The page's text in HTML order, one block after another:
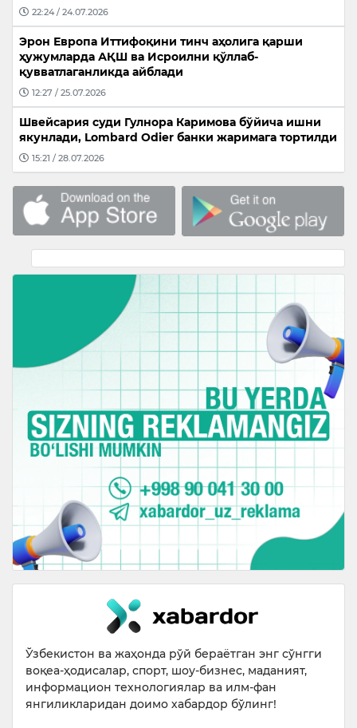
22:24 / 24.07.2026
Эрон Европа Иттифоқини тинч аҳолига қарши
ҳужумларда АҚШ ва Исроилни қўллаб-
қувватлаганликда айблади
12:27 / 25.07.2026
Швейсария суди Гулнора Каримова бўйича ишни
якунлади, Lombard Odier банки жаримага тортилди
15:21 / 28.07.2026
Ўзбекистон ва жаҳонда рўй бераётган энг сўнгги
воқеа-ҳодисалар, спорт, шоу-бизнес, маданият,
информацион технологиялар ва илм-фан
янгиликларидан доимо хабардор бўлинг!